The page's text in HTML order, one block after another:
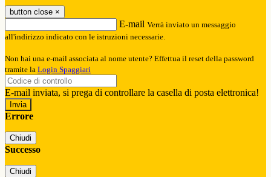
button close ×
E-mail Verrà inviato un messaggio
all'indirizzo indicato con le istruzioni necessarie.
Non hai una e-mail associata al nome utente? Effettua il reset della password
tramite la Login Spaggiari
E-mail inviata, si prega di controllare la casella di posta elettronica!
Errore
Chiudi
Successo
Chiudi